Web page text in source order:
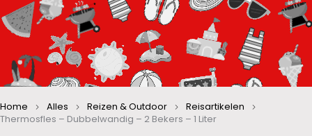
Home Alles Reizen & Outdoor
Reisartikelen
Thermosfles – Dubbelwandig – 2 Bekers – 1 Liter